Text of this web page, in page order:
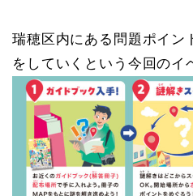
瑞穂区内にある問題ポイン
をしていくという今回のイ